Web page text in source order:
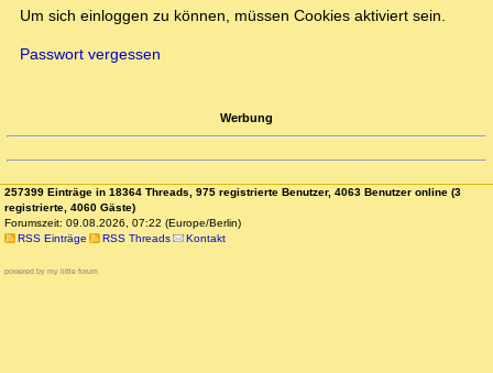
Um sich einloggen zu können, müssen Cookies aktiviert sein.
Passwort vergessen
Werbung
257399 Einträge in 18364 Threads, 975 registrierte Benutzer, 4063 Benutzer online (3
registrierte, 4060 Gäste)
Forumszeit: 09.08.2026, 07:22 (Europe/Berlin)
RSS Einträge
RSS Threads Kontakt
powered by my little forum